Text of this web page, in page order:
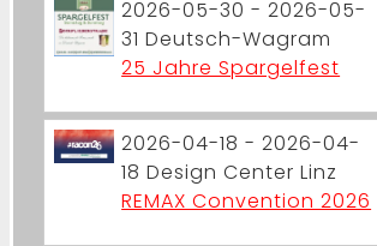
2026-05-30 - 2026-05-
31 Deutsch-Wagram
25 Jahre Spargelfest
2026-04-18 - 2026-04-
18 Design Center Linz
REMAX Convention 2026